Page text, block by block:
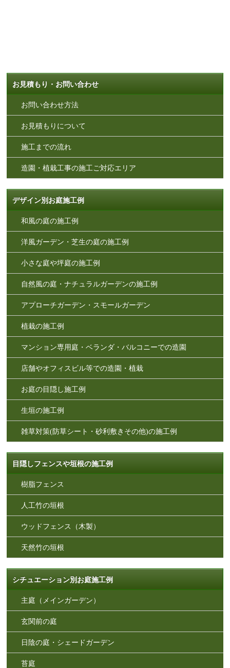
お見積もり・お問い合わせ
お問い合わせ方法
お見積もりについて
施工までの流れ
造園・植栽工事の施工ご対応エリア
デザイン別お庭施工例
和風の庭の施工例
洋風ガーデン・芝生の庭の施工例
小さな庭や坪庭の施工例
自然風の庭・ナチュラルガーデンの施工例
アプローチガーデン・スモールガーデン
植栽の施工例
マンション専用庭・ベランダ・バルコニーでの造園
店舗やオフィスビル等での造園・植栽
お庭の目隠し施工例
生垣の施工例
雑草対策(防草シート・砂利敷きその他)の施工例
目隠しフェンスや垣根の施工例
樹脂フェンス
人工竹の垣根
ウッドフェンス（木製）
天然竹の垣根
シチュエーション別お庭施工例
主庭（メインガーデン）
玄関前の庭
日陰の庭・シェードガーデン
苔庭